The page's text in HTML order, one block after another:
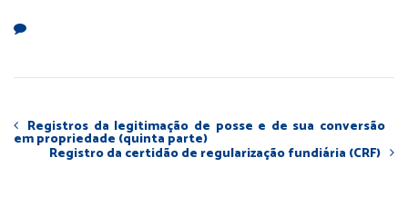
Registros da legitimação de posse e de sua conversão
em propriedade (quinta parte)
Registro da certidão de regularização fundiária (CRF)